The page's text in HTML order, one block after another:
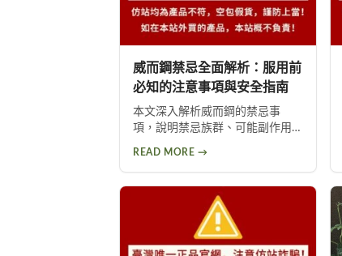
威而鋼禁忌全面解析：服用前
必知的注意事項與安全指南
本文深入解析威而鋼的禁忌事
項，說明禁忌族群、可能副作用
READ MORE →